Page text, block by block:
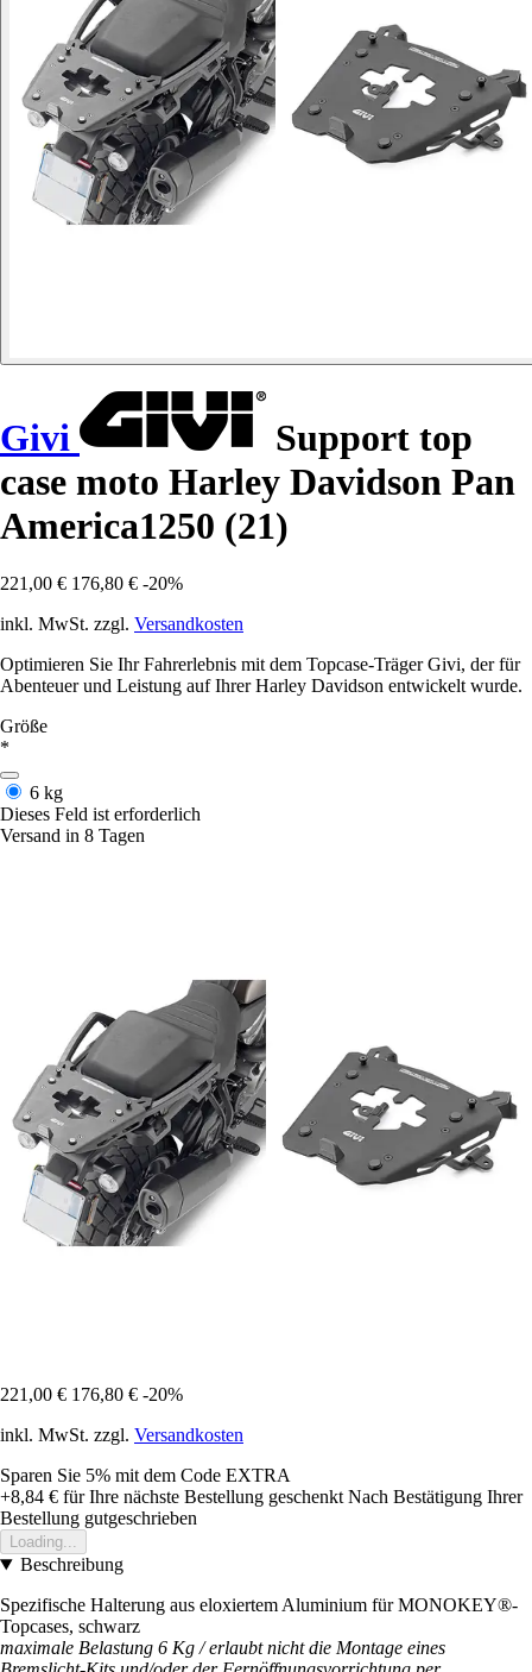
Givi
Support top
case moto Harley Davidson Pan
America1250 (21)
221,00 € 176,80 € -20%
inkl. MwSt. zzgl. Versandkosten
Optimieren Sie Ihr Fahrerlebnis mit dem Topcase-Träger Givi, der für
Abenteuer und Leistung auf Ihrer Harley Davidson entwickelt wurde.
Größe
*
6 kg
Dieses Feld ist erforderlich
Versand in 8 Tagen
221,00 € 176,80 € -20%
inkl. MwSt. zzgl. Versandkosten
Sparen Sie 5% mit dem Code EXTRA
+8,84 € für Ihre nächste Bestellung geschenkt Nach Bestätigung Ihrer
Bestellung gutgeschrieben
Loading...
Beschreibung
Spezifische Halterung aus eloxiertem Aluminium für MONOKEY®-
Topcases, schwarz
maximale Belastung 6 Kg / erlaubt nicht die Montage eines